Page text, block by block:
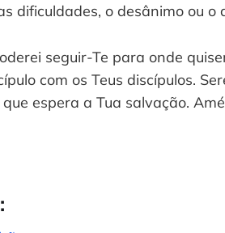
dificuldades, o desânimo ou o
seguir-Te para onde
com os Teus discípulos.
espera a Tua salvação.